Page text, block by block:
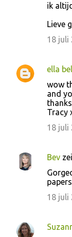
ik
Lieve
18 juli
ella
wow
and
Tracy
18 juli
Bev
18 juli